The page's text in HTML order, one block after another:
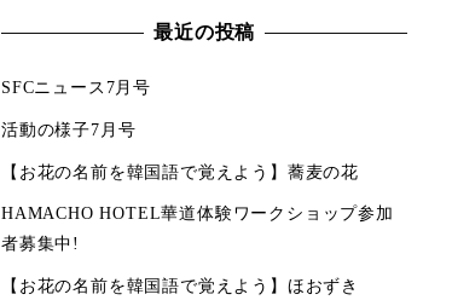
最近の投稿
SFCニュース7月号
活動の様子7月号
【お花の名前を韓国語で覚えよう】蕎麦の花
HAMACHO HOTEL華道体験ワークショップ参加
者募集中!
【お花の名前を韓国語で覚えよう】ほおずき